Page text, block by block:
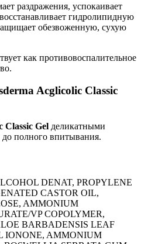
раздражения, успокаивает
гидролипидную
обезвоженную, сухую
как противовоспалительное
Acglicolic Classic
Classic Gel деликатными
полного впитывания.
DENAT, PROPYLENE
CASTOR OIL,
AMMONIUM
VP COPOLYMER,
BARBADENSIS LEAF
IONONE, AMMONIUM